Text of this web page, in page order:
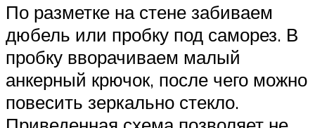
По разметке на стене забиваем
дюбель или пробку под саморез. В
пробку вворачиваем малый
анкерный крючок, после чего можно
повесить зеркально стекло.